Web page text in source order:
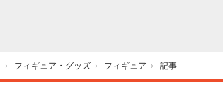
› フィギュア・グッズ › フィギュア › 記事